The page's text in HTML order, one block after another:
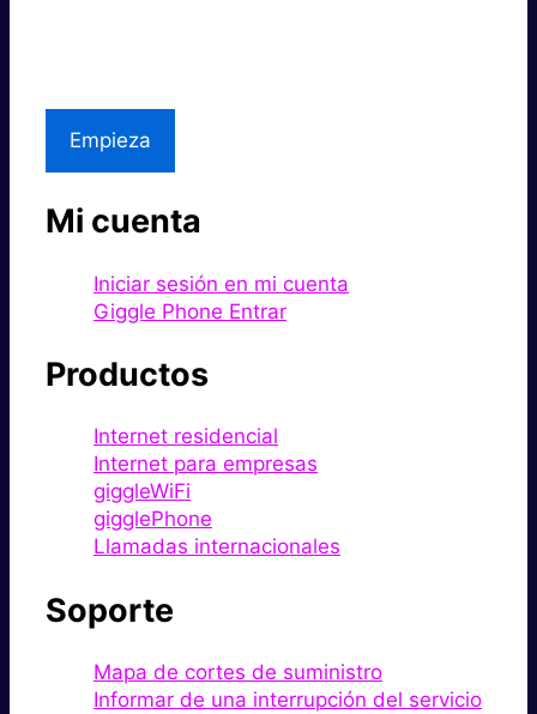
Empieza
Mi cuenta
Iniciar sesión en mi cuenta
Giggle Phone Entrar
Productos
Internet residencial
Internet para empresas
giggleWiFi
gigglePhone
Llamadas internacionales
Soporte
Mapa de cortes de suministro
Informar de una interrupción del servicio